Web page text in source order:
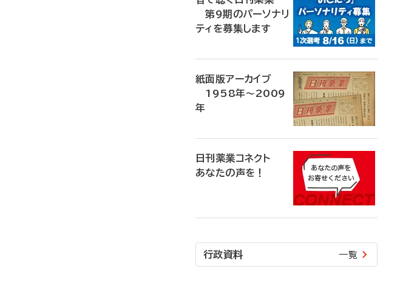
第9期のパーソナリ
ティを募集します
紙面版アーカイブ
1958年～2009
年
日刊薬業コネクト
あなたの声を！
行政資料 一覧